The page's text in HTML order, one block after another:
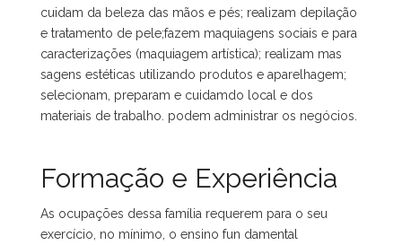
cuidam da beleza das mãos e pés; realizam depilação
e tratamento de pele;fazem maquiagens sociais e para
caracterizações (maquiagem artística); realizam mas
sagens estéticas utilizando produtos e aparelhagem;
selecionam, preparam e cuidamdo local e dos
materiais de trabalho. podem administrar os negócios.
Formação e Experiência
As ocupações dessa família requerem para o seu
exercício, no mínimo, o ensino fun damental